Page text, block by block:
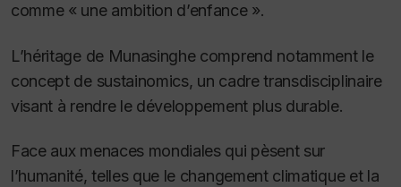
comme « une ambition d’enfance ».
L’héritage de Munasinghe comprend notamment le
concept de sustainomics, un cadre transdisciplinaire
visant à rendre le développement plus durable.
Face aux menaces mondiales qui pèsent sur
l’humanité, telles que le changement climatique et la